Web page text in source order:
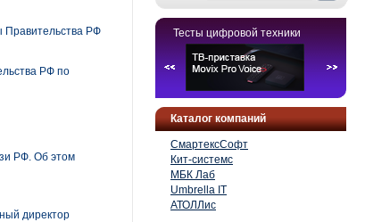
Тесты цифровой техники
Каталог компаний
СмартексСофт
Кит-системс
МБК Лаб
Umbrella IT
АТОЛЛис
Правительства РФ
РФ по
РФ. Об этом
директор